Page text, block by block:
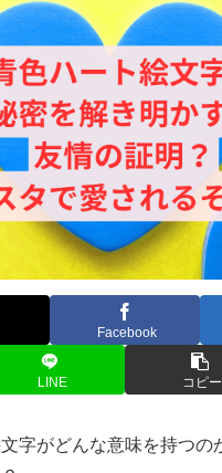
Facebook
LINE コピー
字がどんな意味を持つの